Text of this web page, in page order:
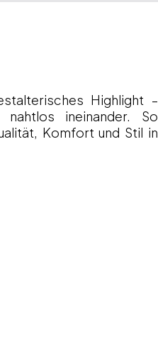
Highlight –
nahtlos ineinander. So
Komfort und Stil in